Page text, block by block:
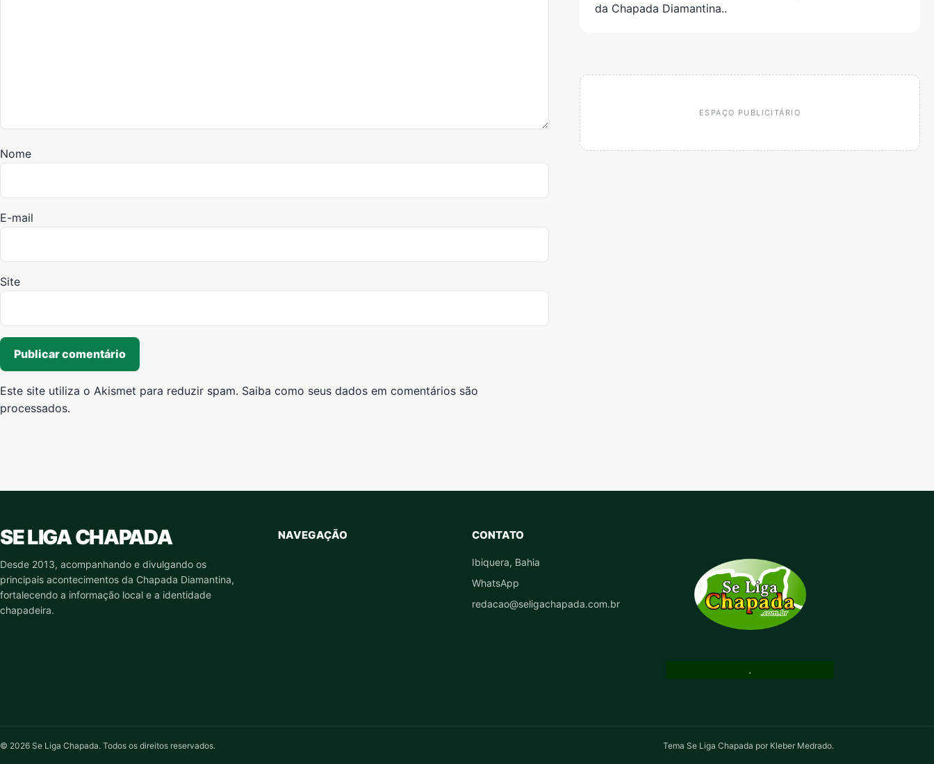
Nome
E-mail
Site
Este site utiliza o Akismet para reduzir spam. Saiba como seus dados em comentários são
processados.
da Chapada Diamantina..
ESPAÇO PUBLICITÁRIO
SE LIGA CHAPADA
Desde 2013, acompanhando e divulgando os
principais acontecimentos da Chapada Diamantina,
fortalecendo a informação local e a identidade
chapadeira.
NAVEGAÇÃO CONTATO
Ibiquera, Bahia
WhatsApp
redacao@seligachapada.com.br
.
© 2026 Se Liga Chapada. Todos os direitos reservados. Tema Se Liga Chapada por Kleber Medrado.